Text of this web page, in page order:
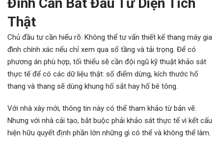
Thật
Chủ đầu tư cần hiểu rõ: Không thể tư vấn thiết kế thang máy gia
đình chính xác nếu chỉ xem qua số tầng và tải trọng. Để có
phương án phù hợp, tối thiểu sẽ cần đội ngũ kỹ thuật khảo sát
thực tế để có các dữ liệu thật: số điểm dừng, kích thước hố
thang và thang sẽ dùng khung hố sắt hay hố bê tông.
Với nhà xây mới, thông tin này có thể tham khảo từ bản vẽ.
Nhưng với nhà cải tạo, bắt buộc phải khảo sát thực tế vì kết cấu
hiện hữu quyết định phần lớn những gì có thể và không thể làm.